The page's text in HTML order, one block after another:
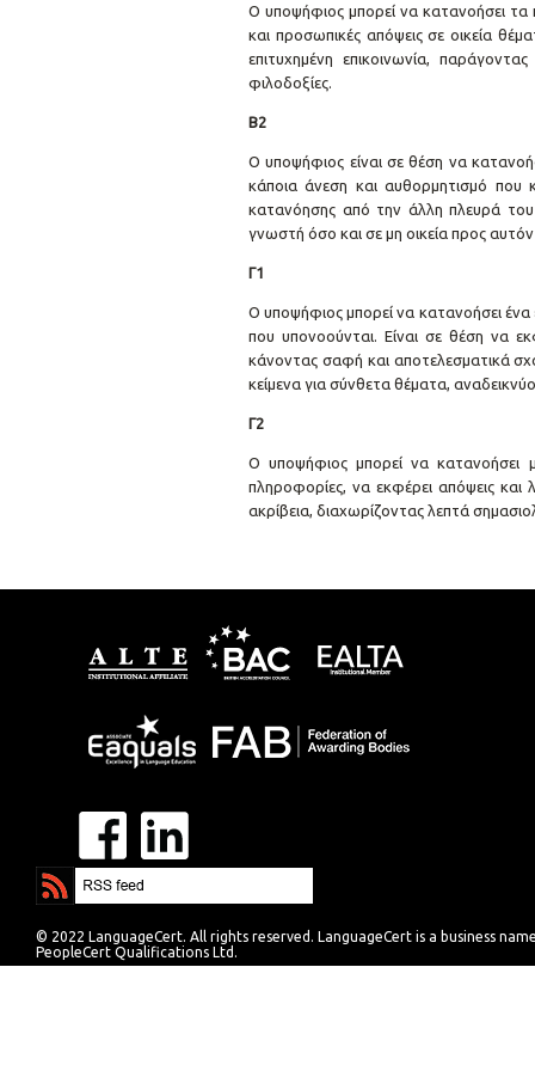
Ο υποψήφιος μπορεί να κατανοήσει
και προσωπικές απόψεις σε οικεία
επιτυχημένη επικοινωνία,
φιλοδοξίες.
Β2
Ο υποψήφιος είναι σε θέση να
κάποια άνεση και αυθορμητισμό που
κατανόησης από την άλλη πλευρά
γνωστή όσο και σε μη οικεία προς
Γ1
Ο υποψήφιος μπορεί να κατανοήσει
που υπονοούνται. Είναι σε θέση να
κάνοντας σαφή και αποτελεσματικά
κείμενα για σύνθετα θέματα,
Γ2
Ο υποψήφιος μπορεί να κατανοήσει
πληροφορίες, να εκφέρει απόψεις και
ακρίβεια, διαχωρίζοντας λεπτά
© 2022 LanguageCert. All rights reserved. LanguageCert is a business
PeopleCert Qualifications Ltd.